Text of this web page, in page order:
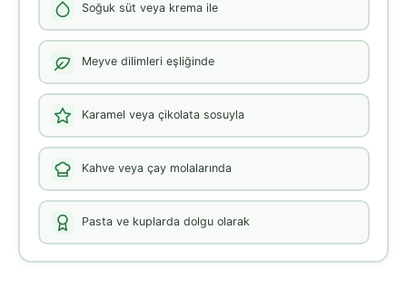
Soğuk süt veya krema ile
Meyve dilimleri eşliğinde
Karamel veya çikolata sosuyla
Kahve veya çay molalarında
Pasta ve kuplarda dolgu olarak